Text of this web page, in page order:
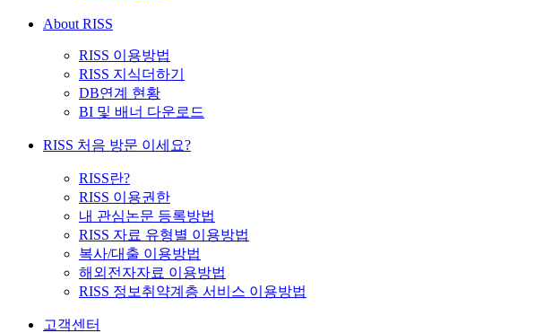
About RISS
RISS 이용방법
RISS 지식더하기
DB연계 현황
BI 및 배너 다운로드
RISS 처음 방문 이세요?
RISS란?
RISS 이용권한
내 관심논문 등록방법
RISS 자료 유형별 이용방법
복사/대출 이용방법
해외전자자료 이용방법
RISS 정보취약계층 서비스 이용방법
고객센터